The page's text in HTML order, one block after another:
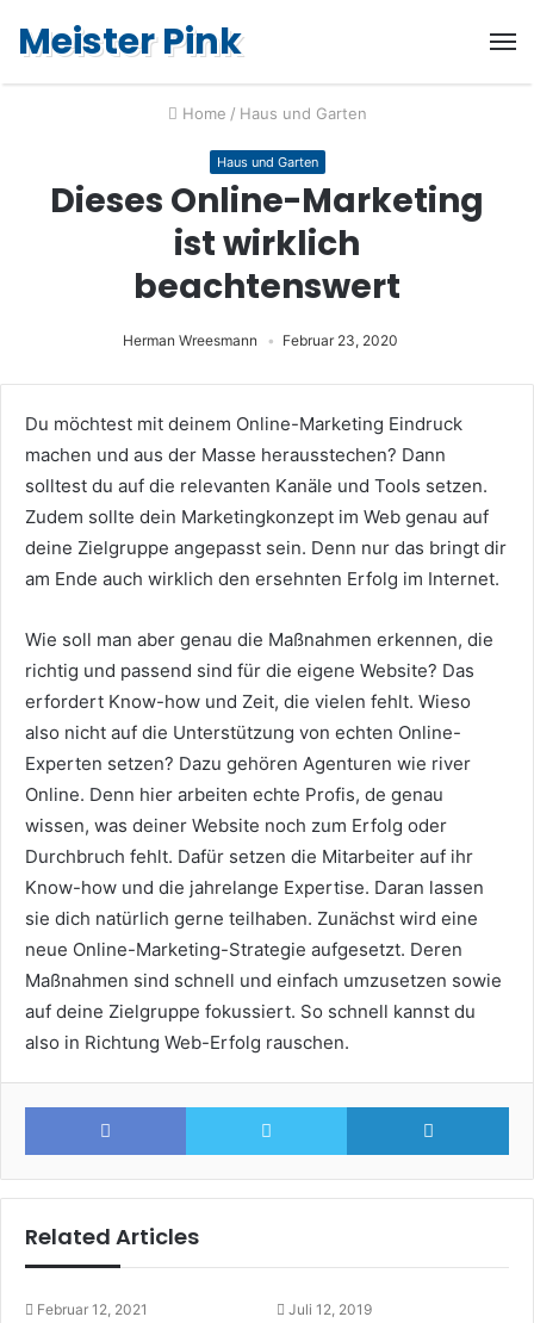
Meister Pink
Home / Haus und Garten
Haus und Garten
Dieses Online-Marketing
ist wirklich
beachtenswert
Herman Wreesmann Februar 23, 2020
Du möchtest mit deinem Online-Marketing Eindruck
machen und aus der Masse herausstechen? Dann
solltest du auf die relevanten Kanäle und Tools setzen.
Zudem sollte dein Marketingkonzept im Web genau auf
deine Zielgruppe angepasst sein. Denn nur das bringt dir
am Ende auch wirklich den ersehnten Erfolg im Internet.
Wie soll man aber genau die Maßnahmen erkennen, die
richtig und passend sind für die eigene Website? Das
erfordert Know-how und Zeit, die vielen fehlt. Wieso
also nicht auf die Unterstützung von echten Online-
Experten setzen? Dazu gehören Agenturen wie river
Online. Denn hier arbeiten echte Profis, de genau
wissen, was deiner Website noch zum Erfolg oder
Durchbruch fehlt. Dafür setzen die Mitarbeiter auf ihr
Know-how und die jahrelange Expertise. Daran lassen
sie dich natürlich gerne teilhaben. Zunächst wird eine
neue Online-Marketing-Strategie aufgesetzt. Deren
Maßnahmen sind schnell und einfach umzusetzen sowie
auf deine Zielgruppe fokussiert. So schnell kannst du
also in Richtung Web-Erfolg rauschen.
Facebook Twitter
Related Articles
Februar 12, 2021 Juli 12, 2019